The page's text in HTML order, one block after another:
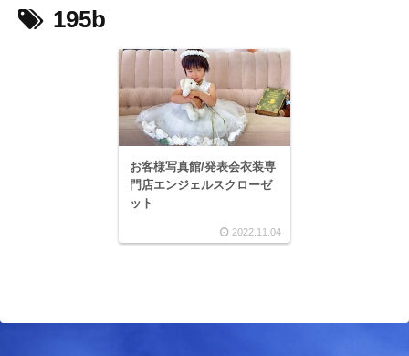
195b
お客様写真館/発表会衣装専
門店エンジェルスクローゼ
ット
2022.11.04